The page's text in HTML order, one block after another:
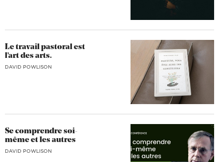
Le travail pastoral est
l’art des arts.
DAVID POWLISON
Se comprendre soi-
même et les autres
DAVID POWLISON